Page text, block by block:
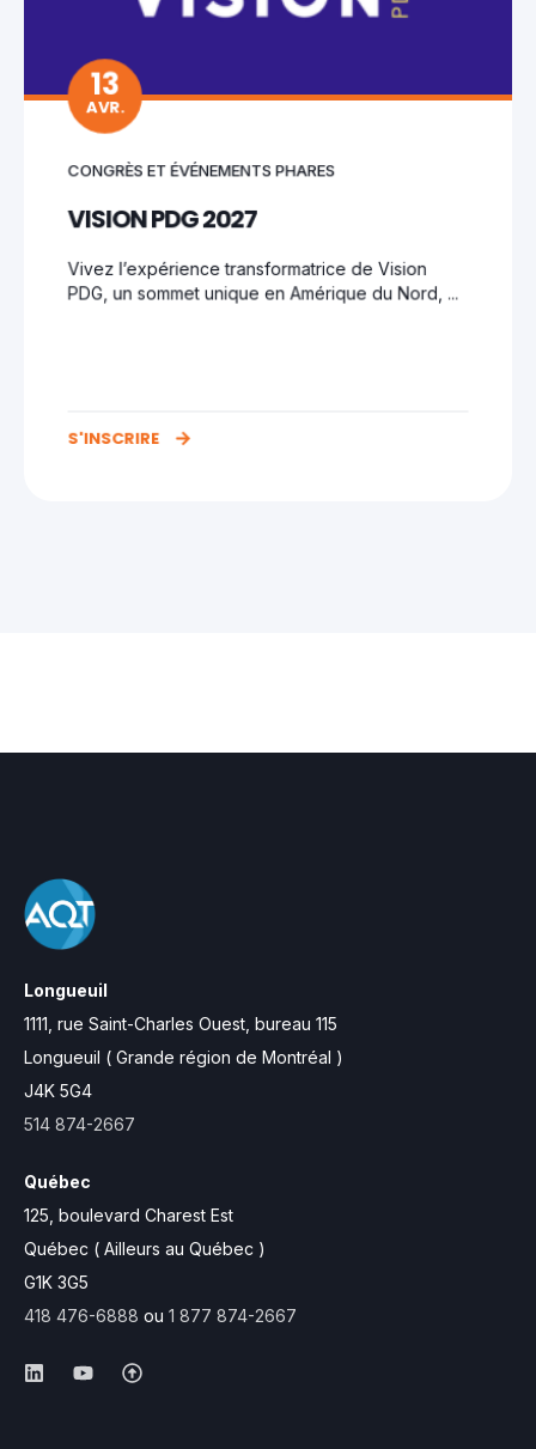
13
AVR.
CONGRÈS ET ÉVÉNEMENTS PHARES
VISION PDG 2027
Vivez l’expérience transformatrice de Vision
PDG, un sommet unique en Amérique du Nord, ...
S'INSCRIRE
Longueuil
1111, rue Saint-Charles Ouest, bureau 115
Longueuil ( Grande région de Montréal )
J4K 5G4
514 874-2667
Québec
125, boulevard Charest Est
Québec ( Ailleurs au Québec )
G1K 3G5
418 476-6888 ou 1 877 874-2667